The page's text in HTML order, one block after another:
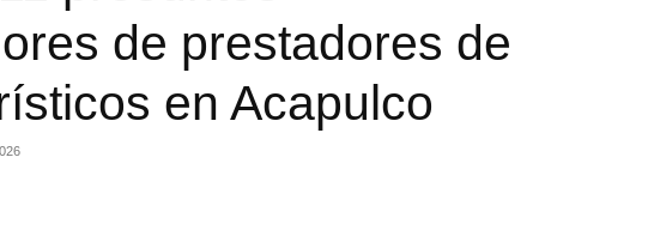
de prestadores de
en Acapulco